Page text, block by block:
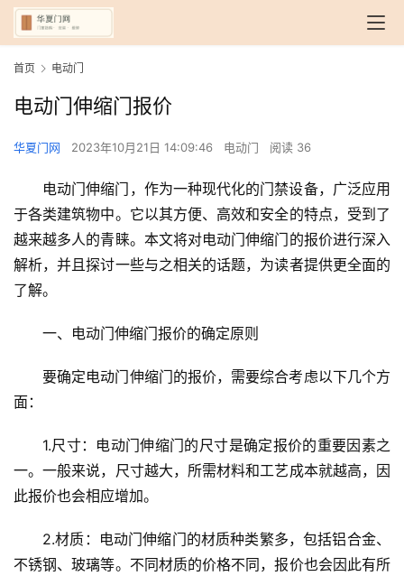
首页 电动门
电动门伸缩门报价
华夏门网 2023年10月21日 14:09:46 电动门 阅读 36
电动门伸缩门，作为一种现代化的门禁设备，广泛应用
于各类建筑物中。它以其方便、高效和安全的特点，受到了
越来越多人的青睐。本文将对电动门伸缩门的报价进行深入
解析，并且探讨一些与之相关的话题，为读者提供更全面的
了解。
一、电动门伸缩门报价的确定原则
要确定电动门伸缩门的报价，需要综合考虑以下几个方
面：
1.尺寸：电动门伸缩门的尺寸是确定报价的重要因素之
一。一般来说，尺寸越大，所需材料和工艺成本就越高，因
此报价也会相应增加。
2.材质：电动门伸缩门的材质种类繁多，包括铝合金、
不锈钢、玻璃等。不同材质的价格不同，报价也会因此有所